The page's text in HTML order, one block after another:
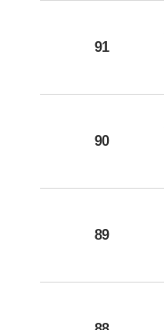
91
90
89